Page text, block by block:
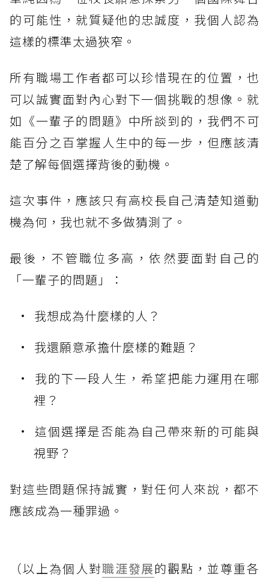
的可能性，就質疑他的忠誠度，我個人認為
這樣的標準太過狹窄。
所有職場工作者都可以珍惜現在的位置，也
可以誠實面對內心對下一個挑戰的想像。就
如《一輩子的問題》中所談到的，我們不可
能百分之百掌握人生中的每一步，但應該清
楚了解每個選擇背後的動機。
這次事件，應該只有高校長自己清楚知道動
機為何，我也就不多做猜測了。
最後，不管職位多高，依然要面對自己的
「一輩子的問題」：
我想成為什麼樣的人？
我還願意承擔什麼樣的難題？
我的下一段人生，希望把能力運用在哪
裡？
這個選擇是否能為自己帶來新的可能與
視野？
對這些問題保持誠實，對任何人來說，都不
應該成為一種罪過。
（以上為個人對職涯發展的觀點，並尊重各